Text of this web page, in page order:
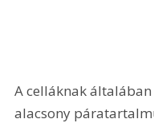
A celláknak
alacsony